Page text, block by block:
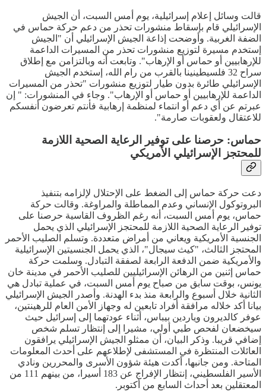
قالت وسائل إعلام إسرائيلية، يوم أمس السبت، أن الجيش
الإسرائيلي قام بإسقاط منشورات تحذر من دعم حركة حماس في
الضفة الغربية. وأوضحت إذاعة الجيش الإسرائيلي أن "الجيش
إستخدم مسيرة لتوزيع منشورات تحذر من المسيرات الداعمة
للإرهابيين أو حماس أو الإرهاب". وتابعت أنه وبالتزامن مع إطلاق
سراح 32 فلسيطينينا بالقرب من رام الله، إستخدم الجيش
الإسرائيلي طائرة بدون طيار لتوزيع منشورات "تحذر من المسيرات
الداعمة للإرهابيين أو حماس أو الإرهاب". وجاء في المنشورات: " إن
عبرتم عن أي دعم أو انتماء لمنظمة إرهابية فأنتم تعرضون أنفسكم
للاعتقال ولعقوبات صارمة".
حماس: حرصنا على توفير الرعاية الصحية اللازمة
للمحتجز الإسرائيلي الأمريكي
دعت حركة حماس إلى الضغط على الإحتلال لإلزامه بتنفيذ
البروتوكول الإنساني وعدم المماطلة والمراوغة. وقالت حركة
حماس، يوم أمس السبت، أنه رغم الظروف القاسية حرصنا على
توفير الرعاية الصحية اللازمة للمحتجز الإسرائيلي الذي يحمل
الجنسية الأمريكية ويعاني من أمراض متعددة. وتسلم الصليب الأحمر
المحتجز الثالث، "كيث سيجال"، الذي يحمل الجنسيتين الإسرائيلية
والأمريكية ضمن الدفعة الرابعة لصفقة التبادل. وسلمت حركة
حماس إثنين من الرهائن الإسرائيليين للصليب الأحمر في مدينة خان
يونس، بوقت سابق من صباح يوم أمس السبت، في عملية تبادل هي
الثانية خلال أسبوع والرابعة منذ بدء الهدنة. وأصدر الجيش الإسرائيلي
بيانا أكد خلاله مرافقة أفراد تابعين له وجهاز الأمن العام للرهينتين،
عوفر كالديرون وياردين بيباس، أثناء عودتهما إلى إسرائيل حيث
سيخضعان لفحص طبي أولي، مشيرا إلى إنتظار تسلم شخص
إضافي قريبا. وذكر البيان، أن ممثلو الجيش الإسرائيلي يرافقون
العائلات المنتظرة في المستشفى لإطلاعهم على أحدث المعلومات
المتاحة. ومن جانبها، أكدت هيئة شؤون الأسرى والمحررين ونادي
الأسير الفلسطيني، إنتظار الإفراج عن 183 أسيرا، من بينهم 111 من
المعتقلين بعد أحداث السابع من أكتوبر.